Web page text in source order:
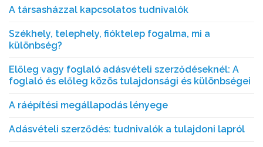
A társasházzal kapcsolatos tudnivalók
Székhely, telephely, fióktelep fogalma, mi a
különbség?
Előleg vagy foglaló adásvételi szerződéseknél: A
foglaló és előleg közös tulajdonsági és különbségei
A ráépítési megállapodás lényege
Adásvételi szerződés: tudnivalók a tulajdoni lapról